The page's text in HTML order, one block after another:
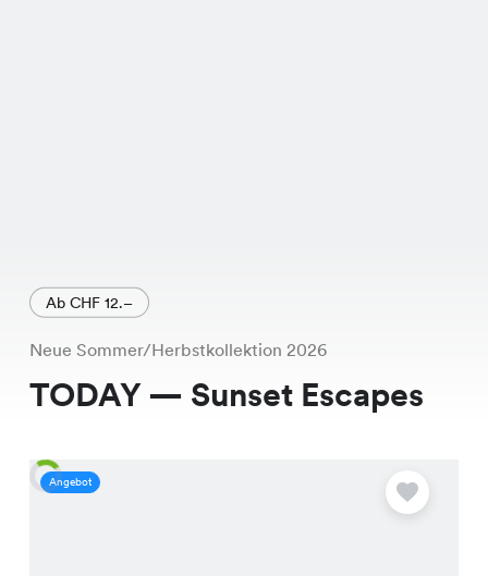
Ab CHF 12.–
Neue Sommer/Herbstkollektion 2026
TODAY — Sunset Escapes
Angebot